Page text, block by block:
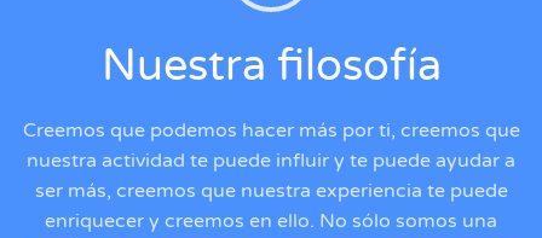
Nuestra filosofía
Creemos que podemos hacer más por ti, creemos que
nuestra actividad te puede influir y te puede ayudar a
ser más, creemos que nuestra experiencia te puede
enriquecer y creemos en ello. No sólo somos una